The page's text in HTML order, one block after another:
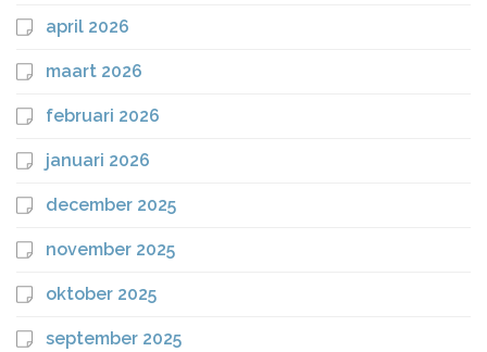
april 2026
maart 2026
februari 2026
januari 2026
december 2025
november 2025
oktober 2025
september 2025